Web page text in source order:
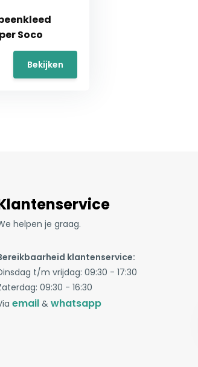
Soco
Bekijken
helpen je graag.
klantenservice:
t/m vrijdag: 09:30 - 17:30
09:30 - 16:30
email& whatsapp